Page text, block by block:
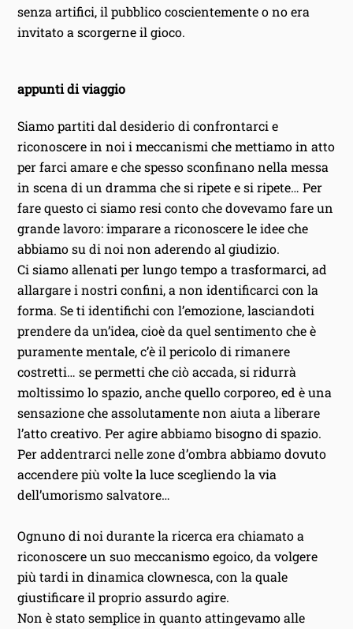
senza artifici, il pubblico coscientemente o no era
invitato a scorgerne il gioco.
appunti di viaggio
Siamo partiti dal desiderio di confrontarci e
riconoscere in noi i meccanismi che mettiamo in atto
per farci amare e che spesso sconfinano nella messa
in scena di un dramma che si ripete e si ripete… Per
fare questo ci siamo resi conto che dovevamo fare un
grande lavoro: imparare a riconoscere le idee che
abbiamo su di noi non aderendo al giudizio.
Ci siamo allenati per lungo tempo a trasformarci‚ ad
allargare i nostri confini‚ a non identificarci con la
forma. Se ti identifichi con l’emozione‚ lasciandoti
prendere da un’idea‚ cioè da quel sentimento che è
puramente mentale‚ c’è il pericolo di rimanere
costretti… se permetti che ciò accada‚ si ridurrà
moltissimo lo spazio‚ anche quello corporeo‚ ed è una
sensazione che assolutamente non aiuta a liberare
l’atto creativo. Per agire abbiamo bisogno di spazio.
Per addentrarci nelle zone d’ombra abbiamo dovuto
accendere più volte la luce scegliendo la via
dell’umorismo salvatore…
Ognuno di noi durante la ricerca era chiamato a
riconoscere un suo meccanismo egoico, da volgere
più tardi in dinamica clownesca, con la quale
giustificare il proprio assurdo agire.
Non è stato semplice in quanto attingevamo alle